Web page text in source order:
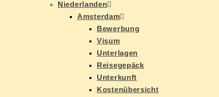
Nie­der­lan­den
Ams­ter­dam
Be­wer­bung
Vi­sum
Un­ter­la­gen
Rei­se­ge­päck
Un­ter­kunft
Kos­ten­über­sicht